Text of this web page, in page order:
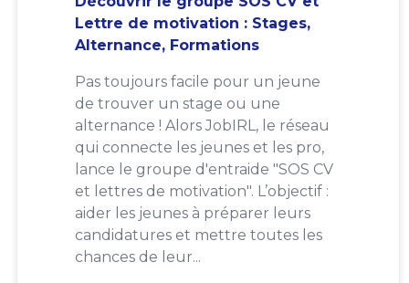
Lettre de motivation : Stages,
Alternance, Formations
Pas toujours facile pour un jeune
de trouver un stage ou une
alternance ! Alors JobIRL, le réseau
qui connecte les jeunes et les pro,
lance le groupe d'entraide "SOS CV
et lettres de motivation". L’objectif :
aider les jeunes à préparer leurs
candidatures et mettre toutes les
chances de leur...